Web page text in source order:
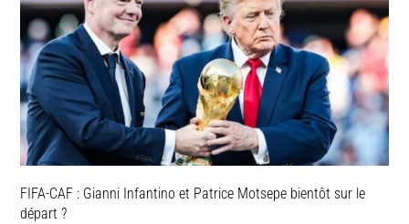
FIFA-CAF : Gianni Infantino et Patrice Motsepe bientôt sur le
départ ?